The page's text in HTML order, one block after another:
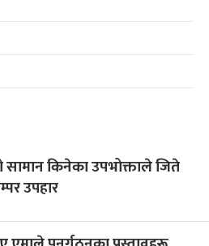
किनेका उपभोक्ताले जिते
उपहार